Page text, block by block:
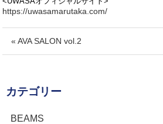
https://uwasamarutaka.com/
« AVA SALON vol.2
カテゴリー
BEAMS